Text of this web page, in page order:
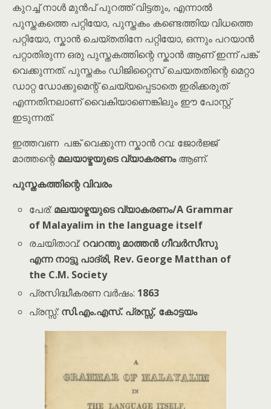
കുറച്ച് നാൾ മുൻപ് പുറത്ത് വിട്ടതും, എന്നാൽ
പുസ്തകത്തെ പറ്റിയോ, പുസ്തകം കണ്ടെത്തിയ വിധത്തെ
പറ്റിയോ, സ്കാൻ ചെയ്തതിനേ പറ്റിയോ, ഒന്നും പറയാൻ
പറ്റാതിരുന്ന ഒരു പുസ്തകത്തിന്റെ സ്കാൻ ആണ് ഇന്ന് പങ്ക്
വെക്കുന്നത്. പുസ്തകം ഡിജിറ്റൈസ് ചെയതതിന്റെ മെറ്റാ
ഡാറ്റ ഡോക്കുമെന്റ് ചെയ്യപ്പെടാതെ ഇരിക്കരുത്
എന്നതിനലാണ് വൈകിയാണെങ്കിലും ഈ പോസ്റ്റ്
ഇടുന്നത്.
ഇത്തവണ പങ്ക് വെക്കുന്ന സ്കാൻ റവ: ജോർജ്ജ്
മാത്തന്റെ മലയാഴ്മയുടെ വ്യാകരണംആണ്.
പുസ്തകത്തിന്റെ വിവരം
പേര്:മലയാഴ്മയുടെ വ്യാകരണം/A Grammar
of Malayalim in the language itself
രചയിതാവ്:റവറന്തു മാത്തൻ ഗീവർസീസു
എന്ന നാട്ടു പാദ്രി, Rev. George Matthan of
the C.M. Society
പ്രസിദ്ധീകരണ വർഷം: 1863
പ്രസ്സ്:സി.എം.എസ്. പ്രസ്സ്, കോട്ടയം